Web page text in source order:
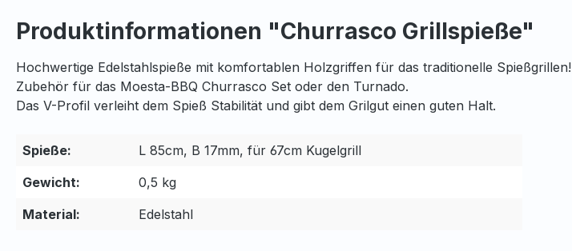
Produktinformationen "Churrasco Grillspieße"
Hochwertige Edelstahlspieße mit komfortablen Holzgriffen für das traditionelle Spießgrillen!
Zubehör für das Moesta-BBQ Churrasco Set oder den Turnado.
Das V-Profil verleiht dem Spieß Stabilität und gibt dem Grilgut einen guten Halt.
Spieße:
L 85cm, B 17mm, für 67cm Kugelgrill
Gewicht:
0,5 kg
Material:
Edelstahl